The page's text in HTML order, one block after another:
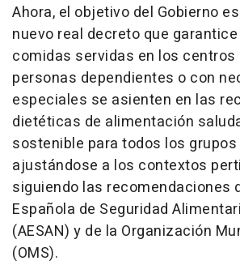
Ahora, el objetivo del Gobierno
nuevo real decreto que
comidas servidas en los centros
personas dependientes o con
especiales se asienten en las
dietéticas de alimentación
sostenible para todos los grupos
ajustándose a los contextos
siguiendo las recomendaciones
Española de Seguridad
(AESAN) y de la Organización
(OMS).